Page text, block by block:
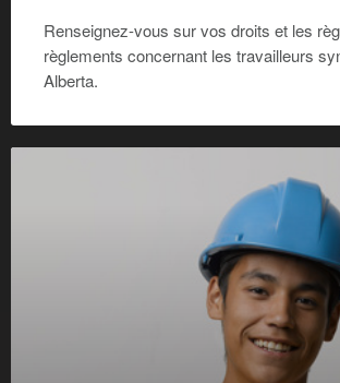
Renseignez-vous sur vos droits et les
règlements concernant les travailleurs
Alberta.